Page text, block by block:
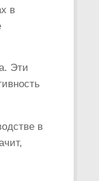
в
Эти
в